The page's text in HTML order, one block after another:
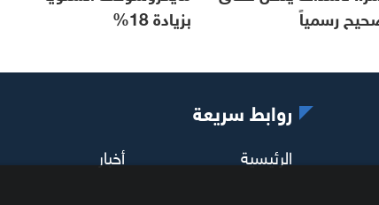
رسمياً
بزيادة 18%
روابط سريعة
الرئيسية أخبار